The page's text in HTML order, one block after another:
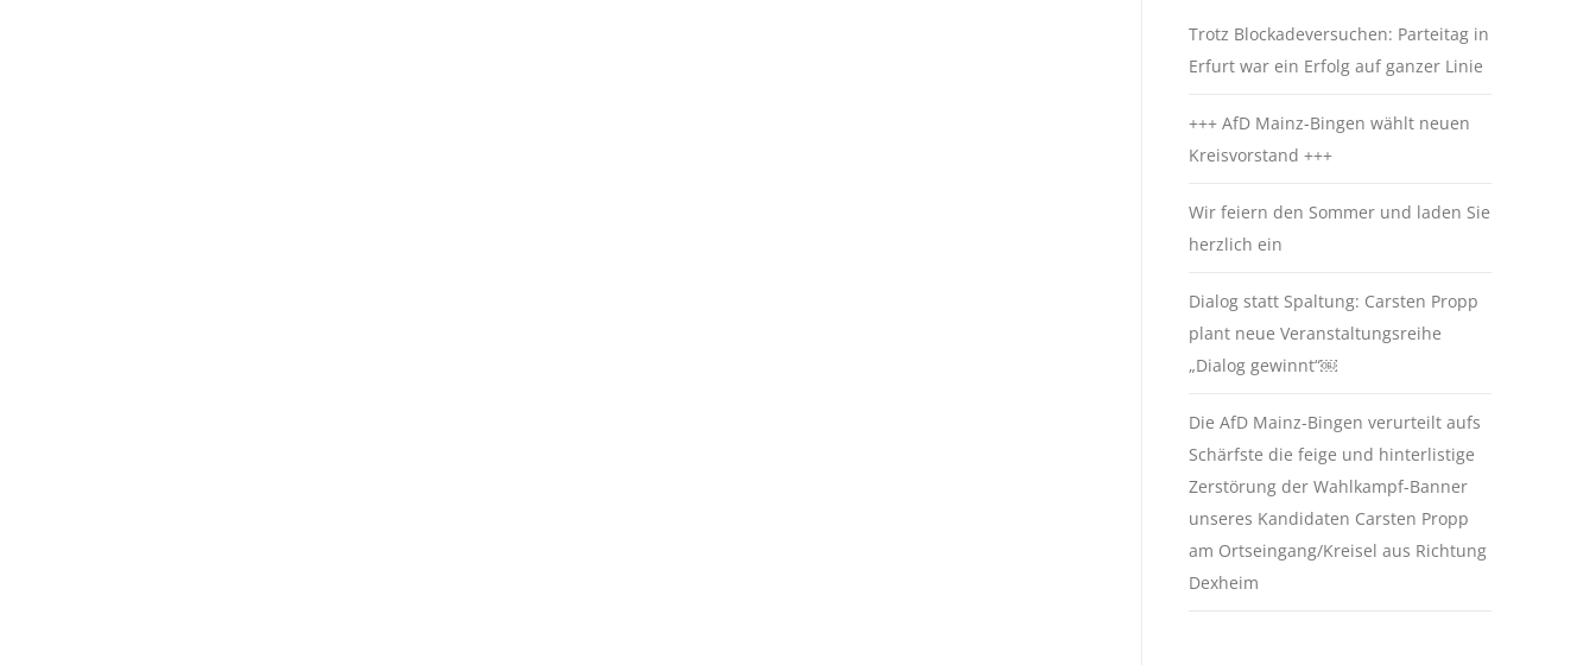
Trotz Blockadeversuchen: Parteitag in
Erfurt war ein Erfolg auf ganzer Linie
+++ AfD Mainz-Bingen wählt neuen
Kreisvorstand +++
Wir feiern den Sommer und laden Sie
herzlich ein
Dialog statt Spaltung: Carsten Propp
plant neue Veranstaltungsreihe
„Dialog gewinnt“￼
Die AfD Mainz-Bingen verurteilt aufs
Schärfste die feige und hinterlistige
Zerstörung der Wahlkampf-Banner
unseres Kandidaten Carsten Propp
am Ortseingang/Kreisel aus Richtung
Dexheim